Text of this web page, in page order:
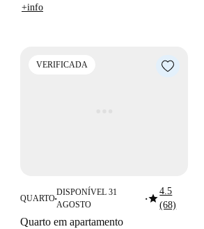
+info
VERIFICADA
QUARTO■
DISPONÍVEL 31
AGOSTO
■star4.5
(68)
Quarto em apartamento